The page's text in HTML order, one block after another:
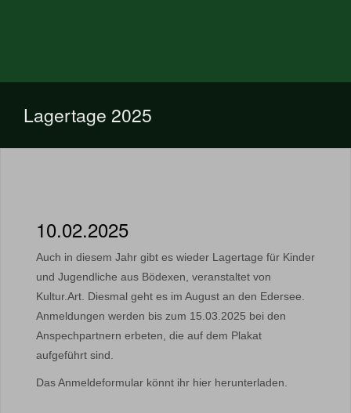
Lagertage 2025
10.02.2025
Auch in diesem Jahr gibt es wieder Lagertage für Kinder
und Jugendliche aus Bödexen, veranstaltet von
Kultur.Art. Diesmal geht es im August an den Edersee.
Anmeldungen werden bis zum 15.03.2025 bei den
Anspechpartnern erbeten, die auf dem Plakat
aufgeführt sind.
Das Anmeldeformular könnt ihr hier herunterladen.